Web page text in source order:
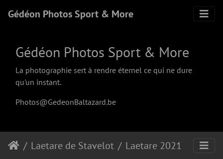
Gédéon Photos Sport & More
Gédéon Photos Sport & More
La photographie sert à rendre éternel ce qui ne dure
qu'un instant.
Photos@GedeonBaltazard.be
Laetare de Stavelot Laetare 2021